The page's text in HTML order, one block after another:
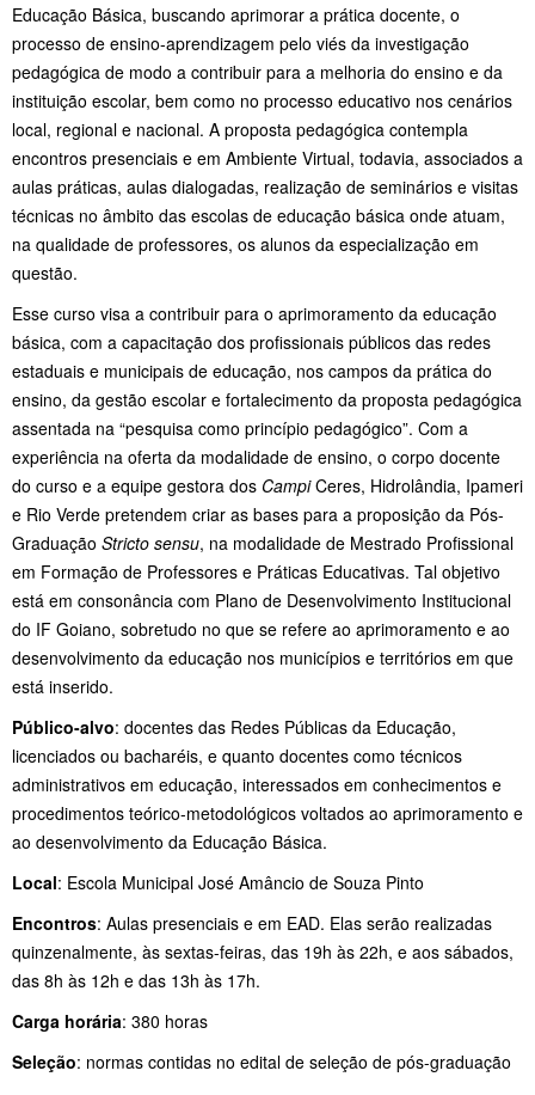
Educação Básica, buscando aprimorar a prática docente, o
processo de ensino-aprendizagem pelo viés da investigação
pedagógica de modo a contribuir para a melhoria do ensino e da
instituição escolar, bem como no processo educativo nos cenários
local, regional e nacional. A proposta pedagógica contempla
encontros presenciais e em Ambiente Virtual, todavia, associados a
aulas práticas, aulas dialogadas, realização de seminários e visitas
técnicas no âmbito das escolas de educação básica onde atuam,
na qualidade de professores, os alunos da especialização em
questão.
Esse curso visa a contribuir para o aprimoramento da educação
básica, com a capacitação dos profissionais públicos das redes
estaduais e municipais de educação, nos campos da prática do
ensino, da gestão escolar e fortalecimento da proposta pedagógica
assentada na “pesquisa como princípio pedagógico”. Com a
experiência na oferta da modalidade de ensino, o corpo docente
do curso e a equipe gestora dos CampiCeres, Hidrolândia, Ipameri
e Rio Verde pretendem criar as bases para a proposição da Pós-
Graduação Stricto sensu, na modalidade de Mestrado Profissional
em Formação de Professores e Práticas Educativas. Tal objetivo
está em consonância com Plano de Desenvolvimento Institucional
do IF Goiano, sobretudo no que se refere ao aprimoramento e ao
desenvolvimento da educação nos municípios e territórios em que
está inserido.
Público-alvo: docentes das Redes Públicas da Educação,
licenciados ou bacharéis, e quanto docentes como técnicos
administrativos em educação, interessados em conhecimentos e
procedimentos teórico-metodológicos voltados ao aprimoramento e
ao desenvolvimento da Educação Básica.
Local: Escola Municipal José Amâncio de Souza Pinto
Encontros: Aulas presenciais e em EAD. Elas serão realizadas
quinzenalmente, às sextas-feiras, das 19h às 22h, e aos sábados,
das 8h às 12h e das 13h às 17h.
Carga horária: 380 horas
Seleção: normas contidas no edital de seleção de pós-graduação